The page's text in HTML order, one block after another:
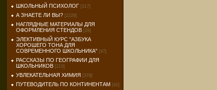
ШКОЛЬНЫЙ ПСИХОЛОГ [317]
А ЗНАЕТЕ ЛИ ВЫ? [2228]
НАГЛЯДНЫЕ МАТЕРИАЛЫ ДЛЯ
ОФОРМЛЕНИЯ СТЕНДОВ [29]
ЭЛЕКТИВНЫЙ КУРС "АЗБУКА
ХОРОШЕГО ТОНА ДЛЯ
СОВРЕМЕННОГО ШКОЛЬНИКА" [47]
РАССКАЗЫ ПО ГЕОГРАФИИ ДЛЯ
ШКОЛЬНИКОВ [210]
УВЛЕКАТЕЛЬНАЯ ХИМИЯ [378]
ПУТЕВОДИТЕЛЬ ПО КОНТИНЕНТАМ [42]